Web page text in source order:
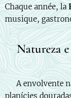
Chaque année, la
musique,
Natureza
🇵🇹 A envolvente
planícies